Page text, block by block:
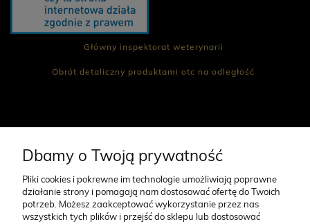
Główny inspektorat weterynarii
Obrót detaliczny produktami otc na odległość
CO NAS WYRÓŻNIA
O FIRMIE
Dbamy o Twoją prywatność
Pliki cookies i pokrewne im technologie umożliwiają poprawne
działanie strony i pomagają nam dostosować ofertę do Twoich
potrzeb. Możesz zaakceptować wykorzystanie przez nas
wszystkich tych plików i przejść do sklepu lub dostosować